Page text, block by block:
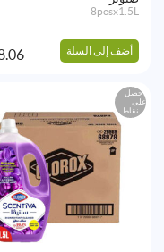
8pcsx1.5L
أضف إلى السلة
احصل
على
نقاط